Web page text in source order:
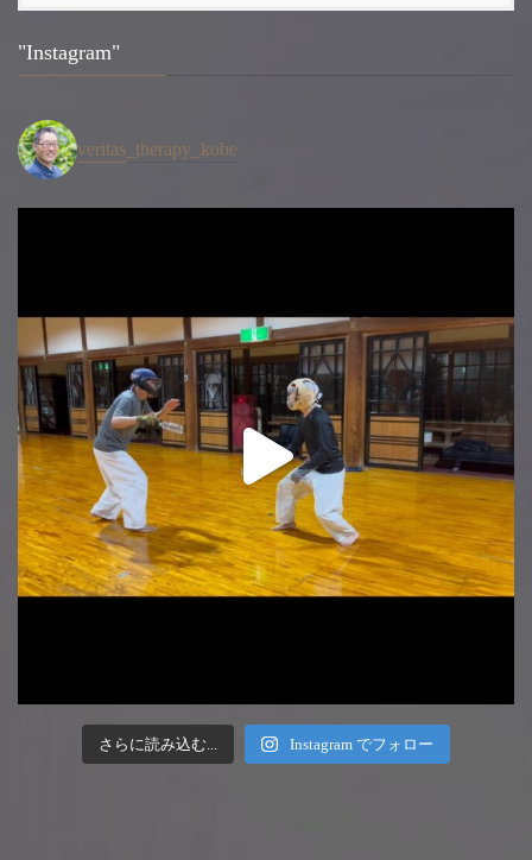
"Instagram"
veritas_therapy_kobe
さらに読み込む... Instagram でフォロー